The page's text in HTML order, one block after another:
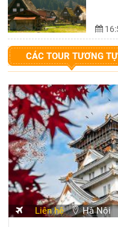
CÁC TOUR TƯƠNG TỰ
Liên hệ Hà